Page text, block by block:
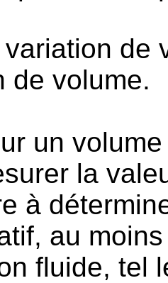
variation de
de volume.
un
la
à
au
fluide, tel